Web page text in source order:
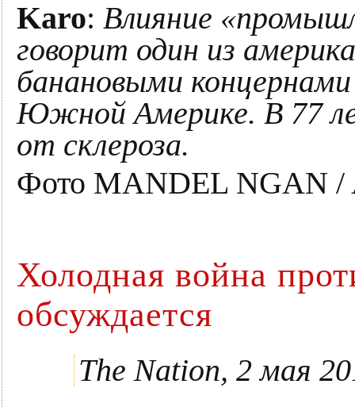
Karo: Влияние
говорит один из
банановыми
Южной Америке. В 77
от склероза.
Фото MANDEL NGAN /
Холодная война
обсуждается
The Nation, 2 мая